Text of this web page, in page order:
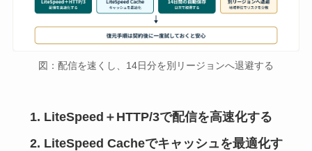
図：配信を速くし、14日分を別リージョンへ退避する
LiteSpeed＋HTTP/3で配信を高速化する
LiteSpeed Cacheでキャッシュを最適化す